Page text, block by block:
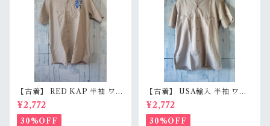
【古着】 RED KAP 半袖 ワー
クシャツ M〜L相当（身幅55c
m） 刺しゅう入り 企業ロゴ レ
ッドキャップ アジ感有 RankC
¥2,772
30%OFF
【古着】 USA輸入 半袖 ワー
クシャツ L（身幅59.5cm）
ベージュグレー スナップボタ
ン 薄手 アメカジ RankB
¥2,772
30%OFF